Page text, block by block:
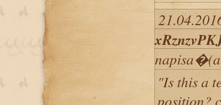
"Is this a
position?